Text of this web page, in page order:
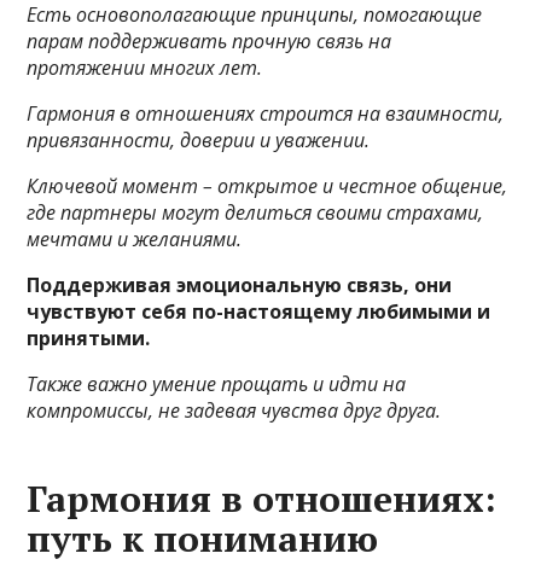
Есть основополагающие принципы, помогающие
парам поддерживать прочную связь на
протяжении многих лет.
Гармония в отношениях строится на взаимности,
привязанности, доверии и уважении.
Ключевой момент – открытое и честное общение,
где партнеры могут делиться своими страхами,
мечтами и желаниями.
Поддерживая эмоциональную связь, они
чувствуют себя по-настоящему любимыми и
принятыми.
Также важно умение прощать и идти на
компромиссы, не задевая чувства друг друга.
Гармония в отношениях:
путь к пониманию